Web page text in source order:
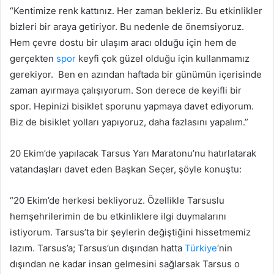
“Kentimize renk kattınız. Her zaman bekleriz. Bu etkinlikler
bizleri bir araya getiriyor. Bu nedenle de önemsiyoruz.
Hem çevre dostu bir ulaşım aracı olduğu için hem de
gerçekten spor keyfi çok güzel olduğu için kullanmamız
gerekiyor. Ben en azından haftada bir günümün içerisinde
zaman ayırmaya çalışıyorum. Son derece de keyifli bir
spor. Hepinizi bisiklet sporunu yapmaya davet ediyorum.
Biz de bisiklet yolları yapıyoruz, daha fazlasını yapalım.”
20 Ekim’de yapılacak Tarsus Yarı Maratonu’nu hatırlatarak
vatandaşları davet eden Başkan Seçer, şöyle konuştu:
“20 Ekim’de herkesi bekliyoruz. Özellikle Tarsuslu
hemşehrilerimin de bu etkinliklere ilgi duymalarını
istiyorum. Tarsus’ta bir şeylerin değiştiğini hissetmemiz
lazım. Tarsus’a; Tarsus’un dışından hatta Türkiye‘nin
dışından ne kadar insan gelmesini sağlarsak Tarsus o